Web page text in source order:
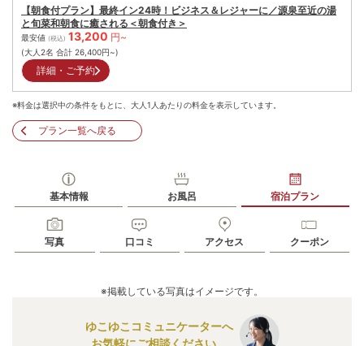
【朝食付プラン】最終イン24時！ビジネス＆レジャーに／源泉至近の湯
と旬菜和朝食に癒される＜朝食付き＞
最安値 (税込) 13,200 円~
(大人2名 合計 26,400円~)
詳細・ご予約
※料金は選択中の条件をもとに、大人1人あたりの料金を表示しています。
プラン一覧へ戻る
基本情報 お風呂 宿泊プラン
写真 口コミ アクセス クーポン
※掲載している写真はイメージです。
ゆこゆこコミュニケーターへ
お気軽にご相談ください。